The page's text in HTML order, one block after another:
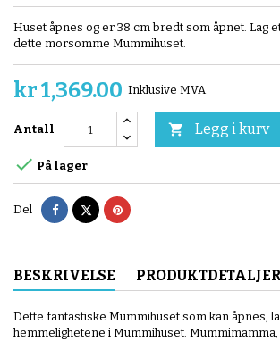
Huset åpnes og er 38 cm bredt som åpnet. Lag
dette morsomme Mummihuset.
kr 1,369.00 Inklusive MVA
Antall  Legg i kurv
 På lager
Del Del TvitrePinterest
BESKRIVELSE PRODUKTDETALJER
Dette fantastiske Mummihuset som kan åpnes,
hemmelighetene i Mummihuset.